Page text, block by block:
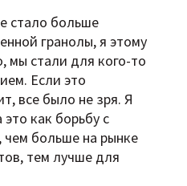
стало больше
гранолы, я этому
мы стали для кого-то
Если это
все было не зря. Я
как борьбу с
больше на рынке
тем лучше для